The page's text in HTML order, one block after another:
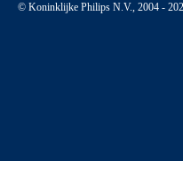
© Koninklijke Philips N.V., 2004 -